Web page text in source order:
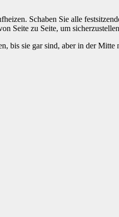
Schaben Sie alle
Seite zu Seite, um
bis sie gar sind, aber in der Mitte